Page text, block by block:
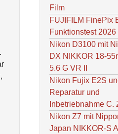
Film
FUJIFILM FinePix
Funktionstest 2026
Nikon D3100 mit
DX NIKKOR 18-
5.6 G VR II
Nikon Fujix E2S
Reparatur und
Inbetriebnahme C.
Nikon Z7 mit
Japan NIKKOR-S